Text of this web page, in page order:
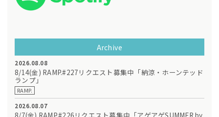
Archive
2026.08.08
8/14(金) RAMP.#227リクエスト募集中「納涼・ホーンテッド
ランプ」
RAMP.
2026.08.07